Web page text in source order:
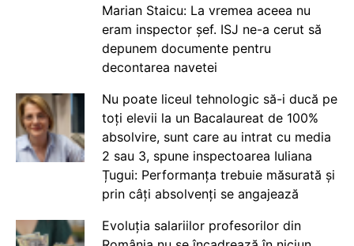
Marian Staicu: La vremea aceea nu
eram inspector șef. ISJ ne-a cerut să
depunem documente pentru
decontarea navetei
Nu poate liceul tehnologic să-i ducă pe
toți elevii la un Bacalaureat de 100%
absolvire, sunt care au intrat cu media
2 sau 3, spune inspectoarea Iuliana
Țugui: Performanța trebuie măsurată și
prin câți absolvenți se angajează
Evoluția salariilor profesorilor din